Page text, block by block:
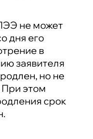
не может
дня его
в
заявителя
но не
При этом
срок